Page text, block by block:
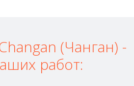
(Чанган) -
работ: